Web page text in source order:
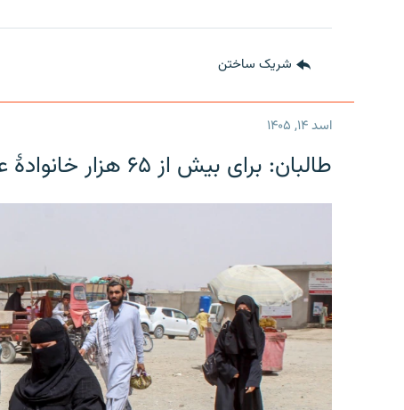
شریک ساختن
اسد ۱۴, ۱۴۰۵
طالبان: برای بیش از ۶۵ هزار خانوادۀ عودت کننده زمین توزیع شده‌است